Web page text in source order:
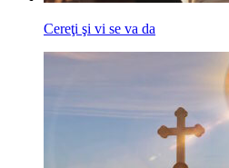
Cereţi şi vi se va da